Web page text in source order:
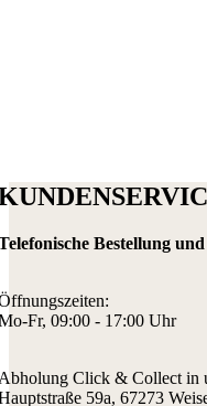
Bestellung
Fr, 09:00 - 17:00 Uhr
Click & Collect in
59a, 67273